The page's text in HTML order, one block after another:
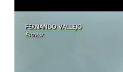
de jueves a sábado. Los
Estudio Alcaraván sienten
contra el olvido con la
Águilas”, una historia que